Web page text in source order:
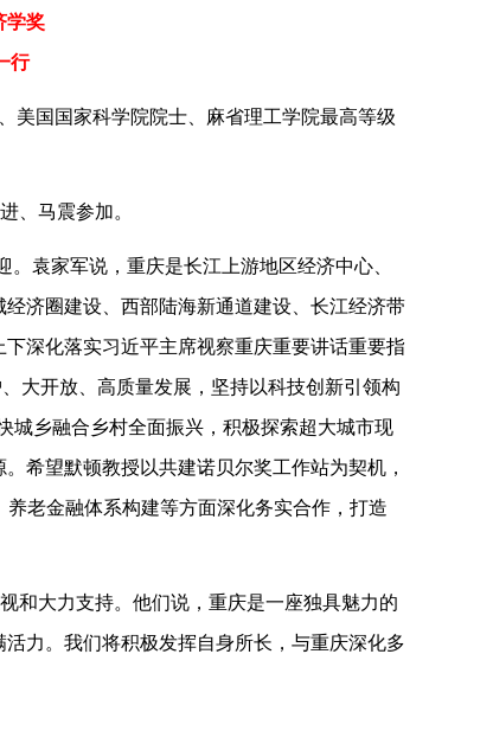
学奖
行
美国国家科学院院士、麻省理工学院最高等级
、马震参加。
袁家军说，重庆是长江上游地区经济中心、
济圈建设、西部陆海新通道建设、长江经济带
深化落实习近平主席视察重庆重要讲话重要指
大开放、高质量发展，坚持以科技创新引领构
城乡融合乡村全面振兴，积极探索超大城市现
希望默顿教授以共建诺贝尔奖工作站为契机，
老金融体系构建等方面深化务实合作，打造
和大力支持。他们说，重庆是一座独具魅力的
力。我们将积极发挥自身所长，与重庆深化多